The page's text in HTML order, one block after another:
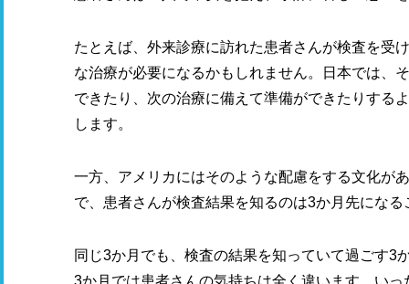
たとえば、外来診療に訪れた患者さんが検査を受
な治療が必要になるかもしれません。日本では、
できたり、次の治療に備えて準備ができたりする
します。
一方、アメリカにはそのような配慮をする文化が
で、患者さんが検査結果を知るのは3か月先になる
同じ3か月でも、検査の結果を知っていて過ごす3
3か月では患者さんの気持ちは全く違います。い